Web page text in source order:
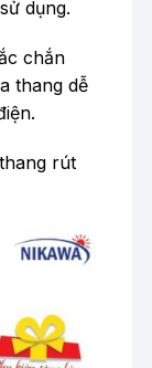
dụng.
chắn
thang dễ
rút